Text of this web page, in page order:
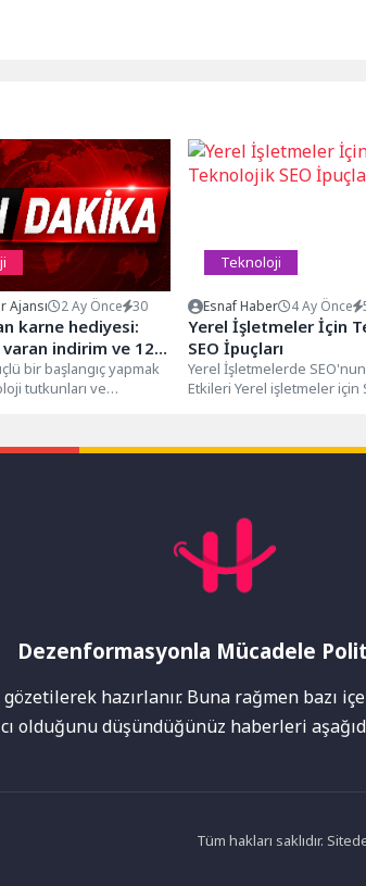
Ajansı 2 Ay Önce 30
karne hediyesi:
varan indirim ve 12
bir başlangıç yapmak
tutkunları ve
Teknoloji
Esnaf Haber 4 Ay Önce
Yerel İşletmeler İçin
SEO İpuçları
Yerel İşletmelerde
Etkileri Yerel işletmeler için
Dezenformasyonla Mücadele
hazırlanır. Buna rağmen bazı
olduğunu düşündüğünüz haberleri
Tüm hakları saklıdır.